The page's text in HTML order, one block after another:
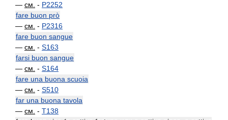
— см. - P2252
fare buon prò
— см. - P2316
fare buon sangue
— см. - S163
farsi buon sangue
— см. - S164
fare una buona scuoia
— см. - S510
far una buona tavola
— см. - T138